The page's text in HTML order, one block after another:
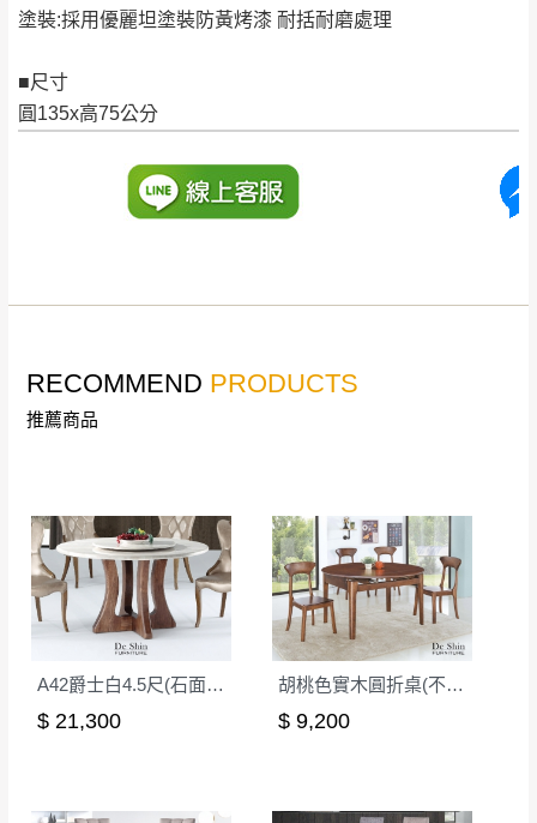
塗裝:採用優麗坦塗裝防黃烤漆 耐括耐磨處理
■尺寸
圓135x高75公分
苗栗
$ 9,000以上：免
NT$500元
＊A108產品另收運費
配送天數：5~14天
台北市、新北市地區固定每周(三)、(日)兩天收送貨
（可於LINE線上詢問 →
@dershin ）
加收說明
由於百貨公司配送較為不易，故暫無法配送
發票寄送：
完成出貨15個工作天另行寄出，另外約加上2~7個
工作天內送達，如遇國定假日將順延寄送。
皆由本站負責，所有退回及換貨之商品必須
貨。
由於透過電腦螢幕選購商品，可能會因個人
電腦螢幕的設定色差或解析度等因素， 與實
際商品的顏色、質感稍有不同，如因此而需
退換貨，
需自付來回運費及人資成本，請您
訂購前詳加確認。(包含商品尺寸是否合適)。
訂購前請確認商品尺寸，大型物件因為人工
RECOMMEND PRODUCTS
推薦商品
A42爵士白4.5尺(石面)圓桌
$ 21,300
胡桃色實木圓折桌(不含椅)(XJM-9138H)
$ 9,200